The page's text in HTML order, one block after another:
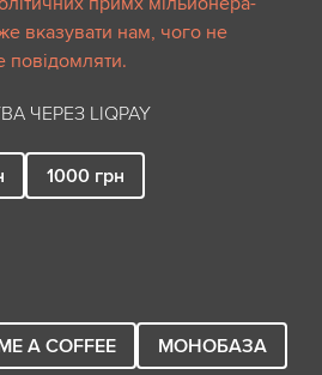
вказувати нам, чого не
повідомляти.
ЧЕРЕЗ LIQPAY
1000 грн
A COFFEE
МОНОБАЗА